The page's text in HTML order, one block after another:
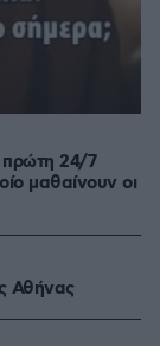
πρώτη 24/7
μαθαίνουν οι
Αθήνας